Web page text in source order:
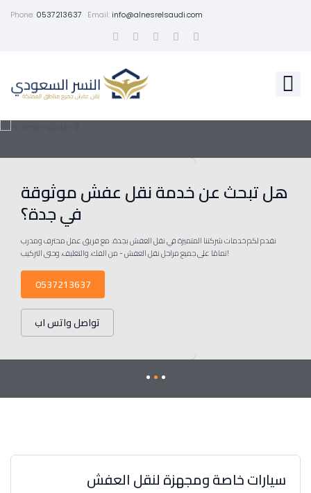
Phone: 0537213637 Email:info@alnesrelsaudi.com
هل تبحث عن خدمة نقل عفش موثوقة
في جدة؟
نقدم لكم خدمات شركتنا المتميزة في نقل العفش بجدة. مع فريق عمل محترف ومدرب
تمامًا على جميع مراحل نقل العفش - من الفك، والتغليف، وحتى التركيب!
0537213637
تواصل واتس اب
سيارات خاصة ومجهزة لنقل العفش